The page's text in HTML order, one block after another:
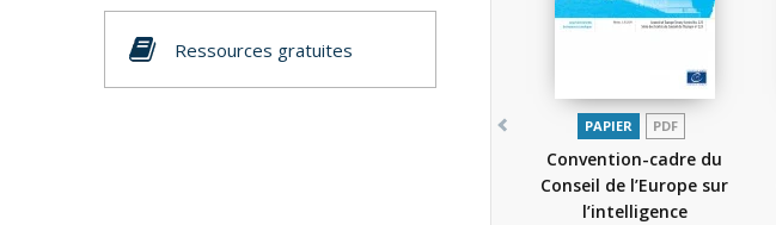
Ressources gratuites
PAPIER PDF
Convention-cadre du
Conseil de l’Europe sur
l’intelligence